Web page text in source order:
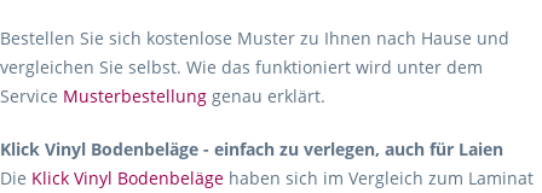
Bestellen Sie sich kostenlose Muster zu Ihnen nach Hause und
vergleichen Sie selbst. Wie das funktioniert wird unter dem
Service Musterbestellung genau erklärt.
Klick Vinyl Bodenbeläge - einfach zu verlegen, auch für Laien
Die Klick Vinyl Bodenbeläge haben sich im Vergleich zum Laminat